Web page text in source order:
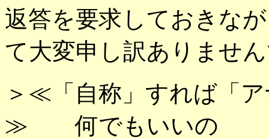
返答を要求しておきな
て大変申し訳ありませ
＞≪「自称」すれば「
≫ 何でもいいの